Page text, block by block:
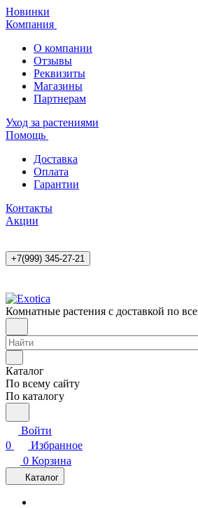
Новинки
Компания
О компании
Отзывы
Реквизиты
Магазины
Партнерам
Уход за растениями
Помощь
Доставка
Оплата
Гарантии
Контакты
Акции
+7(999) 345-27-21
Комнатные растения с доставкой по
Каталог
По всему сайту
По каталогу
Войти
0
Избранное
0 Корзина
Каталог